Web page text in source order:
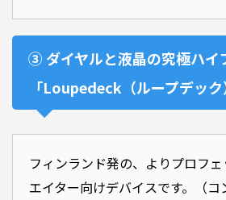
③ ダイヤルと液晶の究極ハイ
「Loupedeck（ループデック
フィンランド発の、よりプロフ
エイター向けデバイスです。（